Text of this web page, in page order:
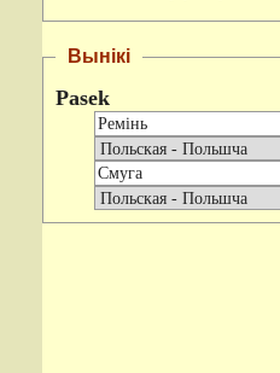
Вынікі
Pasek